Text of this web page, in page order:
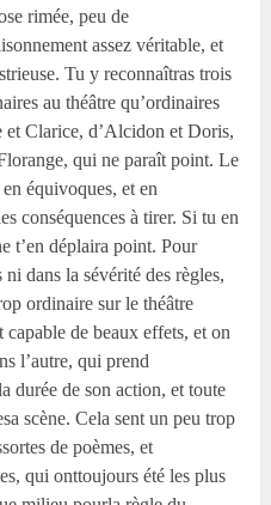
rimée, peu de
assez véritable, et
Tu y reconnaîtras trois
au théâtre qu’ordinaires
et Clarice, d’Alcidon et Doris,
qui ne paraît point. Le
équivoques, et en
conséquences à tirer. Si tu en
t’en déplaira point. Pour
dans la sévérité des règles,
ordinaire sur le théâtre
capable de beaux effets, et on
l’autre, qui prend
durée de son action, et toute
scène. Cela sent un peu trop
de poèmes, et
qui onttoujours été les plus